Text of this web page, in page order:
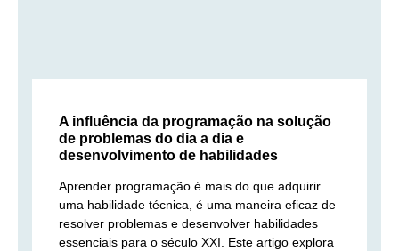
A influência da programação na solução
de problemas do dia a dia e
desenvolvimento de habilidades
Aprender programação é mais do que adquirir
uma habilidade técnica, é uma maneira eficaz de
resolver problemas e desenvolver habilidades
essenciais para o século XXI. Este artigo explora